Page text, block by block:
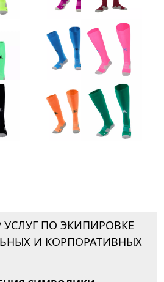
ПО ЭКИПИРОВКЕ
И КОРПОРАТИВНЫХ